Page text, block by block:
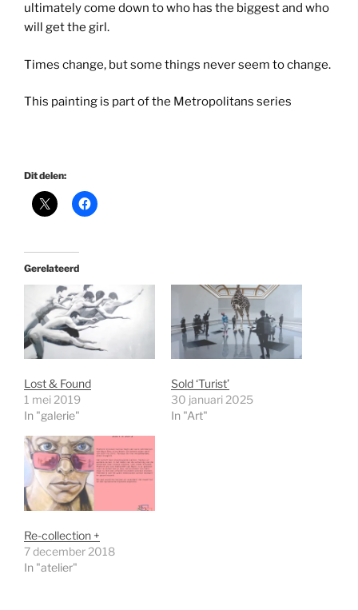
ultimately come down to who has the biggest and who
will get the girl.
Times change, but some things never seem to change.
This painting is part of the Metropolitans series
Dit delen:
Gerelateerd
Lost & Found
1 mei 2019
In "galerie"
Sold ‘Turist’
30 januari 2025
In "Art"
Re-collection +
7 december 2018
In "atelier"